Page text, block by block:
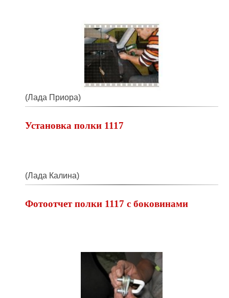
(Лада Приора)
Установка полки 1117
(Лада Калина)
Фотоотчет полки 1117 с боковинами